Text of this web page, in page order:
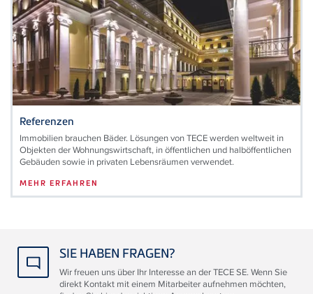
Referenzen
Immobilien brauchen Bäder. Lösungen von TECE werden weltweit in
Objekten der Wohnungswirtschaft, in öffentlichen und halböffentlichen
Gebäuden sowie in privaten Lebensräumen verwendet.
MEHR ERFAHREN
SIE HABEN FRAGEN?
Wir freuen uns über Ihr Interesse an der TECE SE. Wenn Sie
direkt Kontakt mit einem Mitarbeiter aufnehmen möchten,